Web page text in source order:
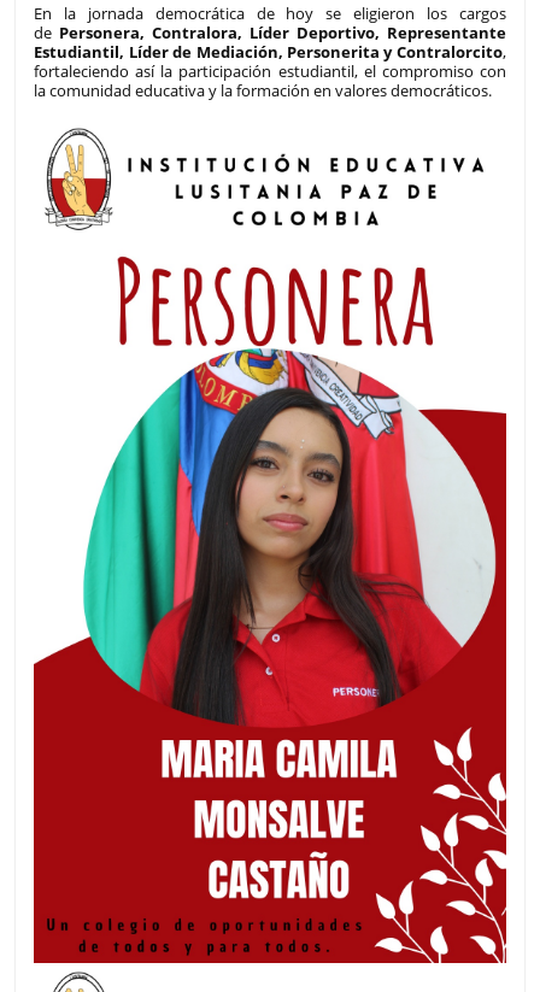
En la jornada democrática de hoy se eligieron los cargos
de Personera, Contralora, Líder Deportivo, Representante
Estudiantil, Líder de Mediación, Personerita y Contralorcito,
fortaleciendo así la participación estudiantil, el compromiso con
la comunidad educativa y la formación en valores democráticos.